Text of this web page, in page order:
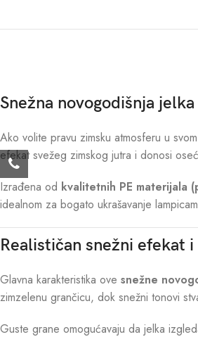
Snežna novogodišnja
Ako volite pravu zimsku atmosferu u
efekat svežeg zimskog jutra i donosi
Izrađena od kvalitetnih PE materijala
idealnom za bogato ukrašavanje
Realističan snežni efekat
Glavna karakteristika ove snežne
zimzelenu grančicu, dok snežni tonovi
Guste grane omogućavaju da jelka